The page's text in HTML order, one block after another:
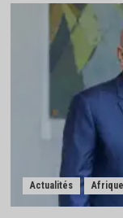
Actualités Afrique